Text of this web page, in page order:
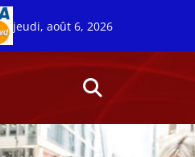
jeudi, août 6, 2026